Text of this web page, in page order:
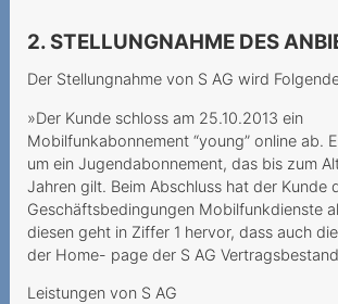
2. STELLUNGNAHME DES
Der Stellungnahme von S AG wird
»Der Kunde schloss am 25.10.2013 ein
Mobilfunkabonnement “young” online ab.
um ein Jugendabonnement, das bis zum
Jahren gilt. Beim Abschluss hat der Kunde
Geschäftsbedingungen Mobilfunkdienste
diesen geht in Ziffer 1 hervor, dass auch
der Home- page der S AG
Leistungen von S AG
missachtet
Vorgaben
2024